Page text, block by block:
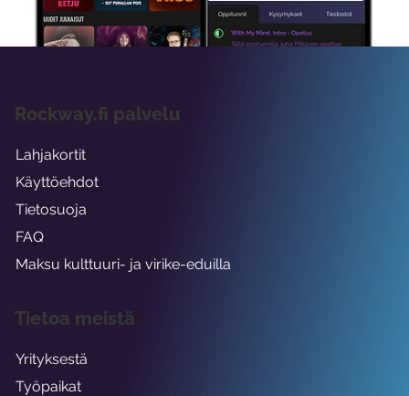
Rockway.fi palvelu
Lahjakortit
Käyttöehdot
Tietosuoja
FAQ
Maksu kulttuuri- ja virike-eduilla
Tietoa meistä
Yrityksestä
Työpaikat